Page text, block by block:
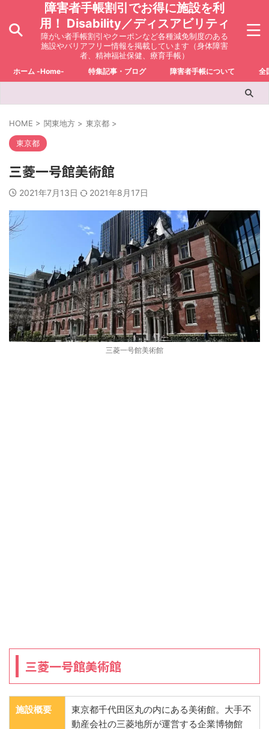
障害者手帳割引でお得に施設を利
用！ Disability／ディスアビリティ
障がい者手帳割引やクーポンなど各種減免制度のある
施設やバリアフリー情報を掲載しています（身体障害
者、精神福祉保健、療育手帳）
ホーム -Home- 特集記事・ブログ 障害者手帳について 全
HOME > 関東地方 > 東京都 >
東京都
三菱一号館美術館
2021年7月13日 2021年8月17日
三菱一号館美術館
三菱一号館美術館
施設概要
東京都千代田区丸の内にある美術館。大手不
動産会社の三菱地所が運営する企業博物館